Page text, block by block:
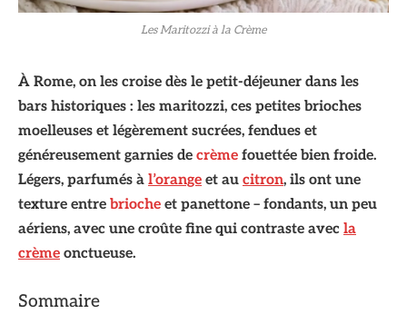
Les Maritozzi à la Crème
À Rome, on les croise dès le petit-déjeuner dans les
bars historiques : les maritozzi, ces petites brioches
moelleuses et légèrement sucrées, fendues et
généreusement garnies de crème fouettée bien froide.
Légers, parfumés à l’orange et au citron, ils ont une
texture entre brioche et panettone – fondants, un peu
aériens, avec une croûte fine qui contraste avec la
crème onctueuse.
Sommaire